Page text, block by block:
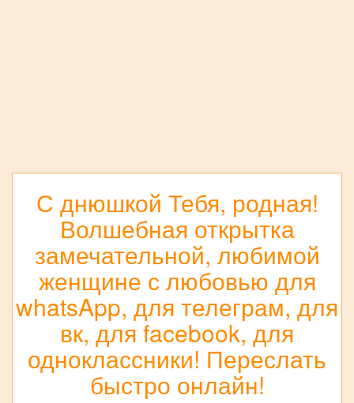
С днюшкой Тебя, родная!
Волшебная открытка
замечательной, любимой
женщине с любовью для
whatsApp, для телеграм, для
вк, для facebook, для
одноклассники! Переслать
быстро онлайн!